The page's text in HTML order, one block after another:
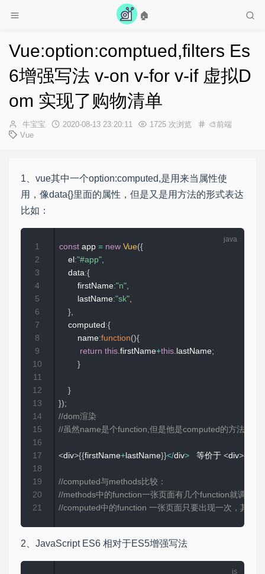
🏠
Vue:option:comptued,filters Es
6增强写法 v-on v-for v-if 虚拟D
om 实现了购物清单
作
者：
牛宝宝
发
2020-08-13 23:20:11 1725 次浏览
🎨前端
Vue
1、vue其中一个option:computed,是用来当属性使
用，像data{}里面的属性，但是又是用方法的形式表达
比如：
const app = new Vue({
    el
:"#app",
    data
:{
        firstName
:"n",
        lastName
:"sk",
},
    computed
:{
        name
:function(){
return this.firstName+this. lastName;
}
}
});
//dom渲染
//虽然name是个function,但是他是computed的方法，可
<div>{{firstName+ lastName}}</div>
   等价于
<div>{
//computed与methods比较：
//methods中的function一张页面有几个function就调用几
//computed中的function 一张页面只要出现一次，其它
1
2
3
4
5
6
7
8
9
10
11
12
13
14
15
16
17
18
19
20
21
2、JavaScript ES6 相对于ES5增强写法
欢迎光临牛宝宝的博客，选个歌放松一下吧~